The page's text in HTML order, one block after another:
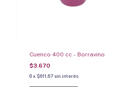
Cuenco 400 cc - Borravino
$3.670
6 x $611,67 sin interés